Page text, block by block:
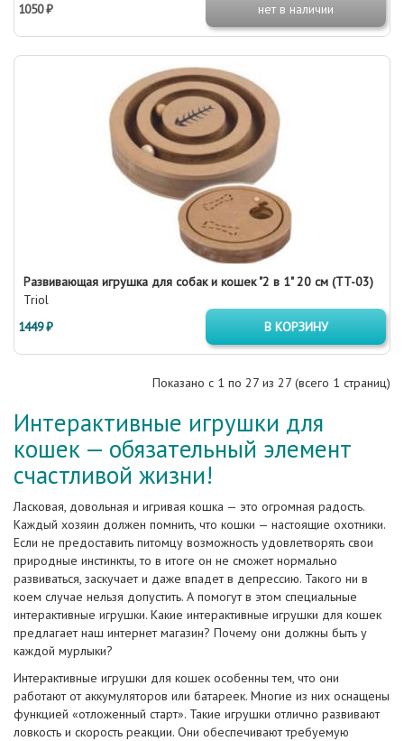
1050 ₽
нет в наличии
Развивающая игрушка для собак и кошек "2 в 1" 20 см (TT-03)
Triol
1449 ₽
В КОРЗИНУ
Показано с 1 по 27 из 27 (всего 1 страниц)
Интерактивные игрушки для
кошек — обязательный элемент
счастливой жизни!
Ласковая, довольная и игривая кошка — это огромная радость.
Каждый хозяин должен помнить, что кошки — настоящие охотники.
Если не предоставить питомцу возможность удовлетворять свои
природные инстинкты, то в итоге он не сможет нормально
развиваться, заскучает и даже впадет в депрессию. Такого ни в
коем случае нельзя допустить. А помогут в этом специальные
интерактивные игрушки. Какие интерактивные игрушки для кошек
предлагает наш интернет магазин? Почему они должны быть у
каждой мурлыки?
Интерактивные игрушки для кошек особенны тем, что они
работают от аккумуляторов или батареек. Многие из них оснащены
функцией «отложенный старт». Такие игрушки отлично развивают
ловкость и скорость реакции. Они обеспечивают требуемую